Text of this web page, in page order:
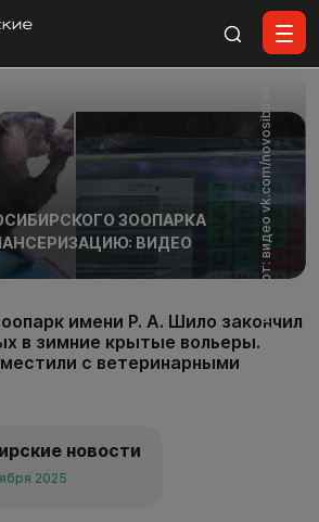
Скриншот: видео vk.com/novosibirsk_zoo
ЗООПАРКА
ВИДЕО
имени Р. А. Шило закончил
в зимние крытые вольеры.
с ветеринарными
новости
2025